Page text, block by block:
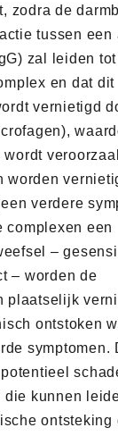
zodra de
tussen een
zal leiden
en dat dit
vernietigd
worden
verdere
complexen een
–
– worden de
plaatselijk
ontstoken
symptomen.
kunnen
ontsteking